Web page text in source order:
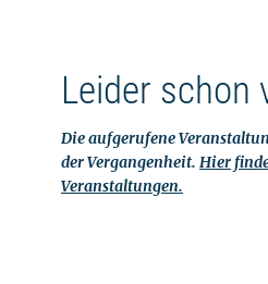
Leider schon
Die aufgerufene
der Vergangenheit. Hier
Veranstaltungen.